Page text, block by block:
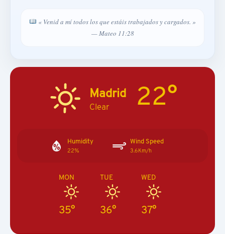
« Venid a mí todos los que estáis trabajados y cargados. »
— Mateo 11:28
Madrid
Clear 22°
Humidity
22%
Wind Speed
3.6Km/h
MON
35°
TUE
36°
WED
37°